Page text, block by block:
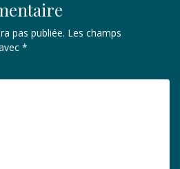
pas publiée. Les champs
*